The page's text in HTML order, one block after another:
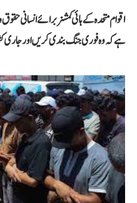
اقوام متحدہ کے ہائی کمشنر برائے انسانی
ہے کہ وہ فوری جنگ بندی کریں اور جاری